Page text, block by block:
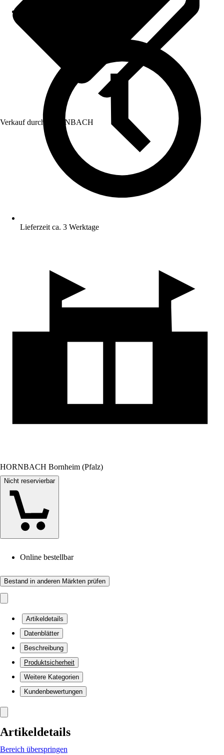
Verkauf durch: HORNBACH
Lieferzeit ca. 3 Werktage
HORNBACH Bornheim (Pfalz)
Nicht reservierbar
Online bestellbar
Bestand in anderen Märkten prüfen
Artikeldetails
Datenblätter
Beschreibung
Produktsicherheit
Weitere Kategorien
Kundenbewertungen
Artikeldetails
Bereich überspringen